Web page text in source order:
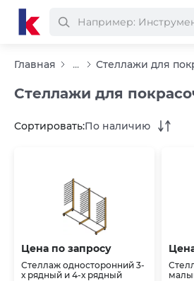
Главная ... Стеллажи для
Стеллажи для
Сортировать:По наличию
Цена по запросу
Стеллаж односторонний 3-
х рядный и 4-х рядный